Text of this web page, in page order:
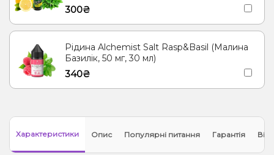
300₴
Рідина Alchemist Salt Rasp&Basil (Малина
Базилік, 50 мг, 30 мл)
340₴
Характеристики Опис Популярні питання Гарантія